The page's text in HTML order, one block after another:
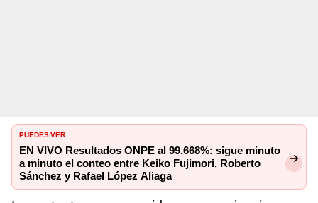
PUEDES VER:
EN VIVO Resultados ONPE al 99.668%: sigue minuto
a minuto el conteo entre Keiko Fujimori, Roberto
Sánchez y Rafael López Aliaga